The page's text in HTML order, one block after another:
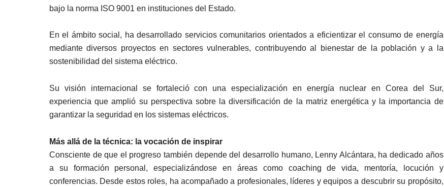
bajo la norma ISO 9001 en instituciones del Estado.
En el ámbito social, ha desarrollado servicios comunitarios orientados a eficientizar el consumo de energía
mediante diversos proyectos en sectores vulnerables, contribuyendo al bienestar de la población y a la
sostenibilidad del sistema eléctrico.
Su visión internacional se fortaleció con una especialización en energía nuclear en Corea del Sur,
experiencia que amplió su perspectiva sobre la diversificación de la matriz energética y la importancia de
garantizar la seguridad en los sistemas eléctricos.
Más allá de la técnica: la vocación de inspirar
Consciente de que el progreso también depende del desarrollo humano, Lenny Alcántara, ha dedicado años
a su formación personal, especializándose en áreas como coaching de vida, mentoría, locución y
conferencias. Desde estos roles, ha acompañado a profesionales, líderes y equipos a descubrir su propósito,